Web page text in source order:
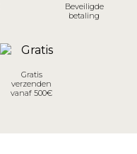
Beveiligde
betaling
Gratis
verzenden
vanaf 500€